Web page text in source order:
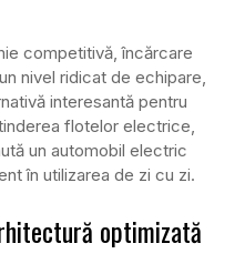
competitivă, încărcare
nivel ridicat de echipare,
interesantă pentru
flotelor electrice,
un automobil electric
în utilizarea de zi cu zi.
optimizată